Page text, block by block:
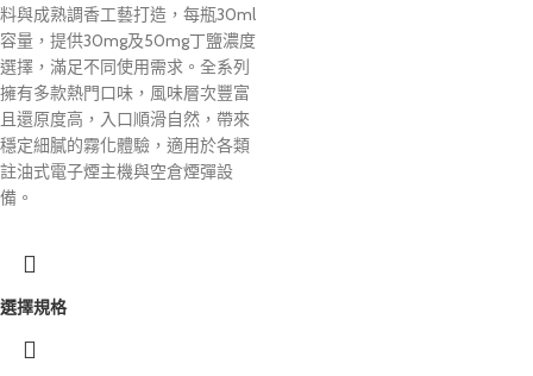
料與成熟調香工藝打造，每瓶30ml
容量，提供30mg及50mg丁鹽濃度
選擇，滿足不同使用需求。全系列
擁有多款熱門口味，風味層次豐富
且還原度高，入口順滑自然，帶來
穩定細膩的霧化體驗，適用於各類
註油式電子煙主機與空倉煙彈設
備。
選擇規格